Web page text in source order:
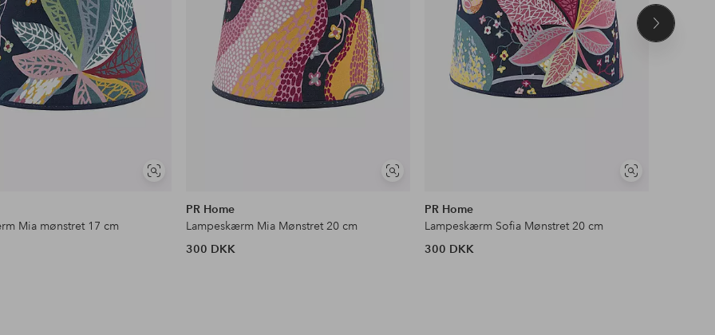
Se
Mia mønstret 17 cm
Se
PR Home
Lampeskærm Mia Mønstret 20 cm
300 DKK
Se
PR Home
Lampeskærm Sofia Mønstret 20 cm
300 DKK
Næste